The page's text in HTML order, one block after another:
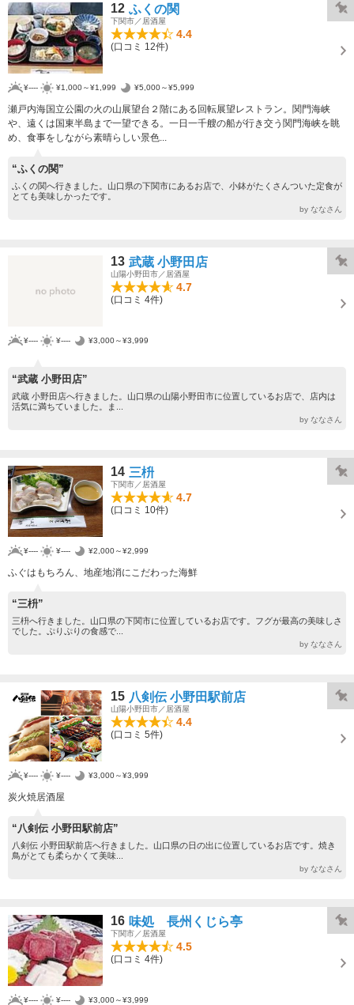
12 ふくの関
下関市／居酒屋
4.4
(口コミ 12件)
¥---- ¥1,000～¥1,999 ¥5,000～¥5,999
瀬戸内海国立公園の火の山展望台２階にある回転展望レストラン。関門海峡
や、遠くは国東半島まで一望できる。一日一千艘の船が行き交う関門海峡を眺
め、食事をしながら素晴らしい景色...
“ふくの関”
ふくの関へ行きました。山口県の下関市にあるお店で、小鉢がたくさんついた定食が
とても美味しかったです。
by ななさん
13 武蔵 小野田店
山陽小野田市／居酒屋
4.7
(口コミ 4件)
¥---- ¥---- ¥3,000～¥3,999
“武蔵 小野田店”
武蔵 小野田店へ行きました。山口県の山陽小野田市に位置しているお店で、店内は
活気に満ちていました。ま...
by ななさん
14 三枡
下関市／居酒屋
4.7
(口コミ 10件)
¥---- ¥---- ¥2,000～¥2,999
ふぐはもちろん、地産地消にこだわった海鮮
“三枡”
三枡へ行きました。山口県の下関市に位置しているお店です。フグが最高の美味しさ
でした。ぷりぷりの食感で...
by ななさん
15 八剣伝 小野田駅前店
山陽小野田市／居酒屋
4.4
(口コミ 5件)
¥---- ¥---- ¥3,000～¥3,999
炭火焼居酒屋
“八剣伝 小野田駅前店”
八剣伝 小野田駅前店へ行きました。山口県の日の出に位置しているお店です。焼き
鳥がとても柔らかくて美味...
by ななさん
16 味処 長州くじら亭
下関市／居酒屋
4.5
(口コミ 4件)
¥---- ¥---- ¥3,000～¥3,999